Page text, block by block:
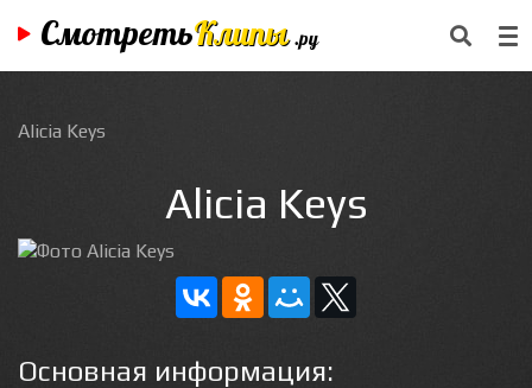
СмотретьКлипы .ру
Alicia Keys
Alicia Keys
Основная информация: